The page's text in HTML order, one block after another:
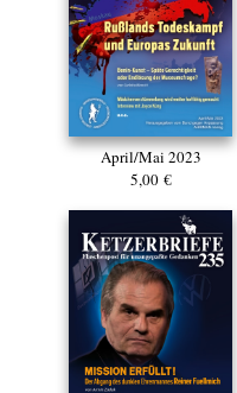
April/Mai 2023
5,00 €